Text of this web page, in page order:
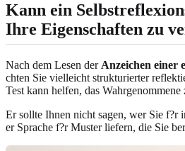
Kann ein
Ihre Eigenschaften zu
Nach dem Lesen der Anzeichen einer
chten Sie vielleicht strukturierter
Test kann helfen, das Wahrgenommene
Er sollte Ihnen nicht sagen, wer Sie f?r
er Sprache f?r Muster liefern, die Sie